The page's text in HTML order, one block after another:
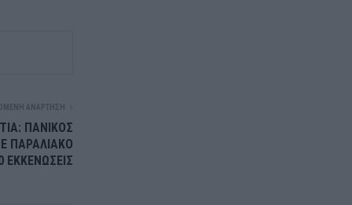
ΑΝΆΡΤΗΣΗ
ΠΑΝΙΚΟΣ
ΠΑΡΑΛΙΑΚΟ
ΕΚΚΕΝΩΣΕΙΣ